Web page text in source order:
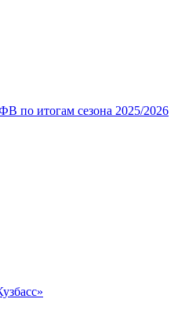
по итогам сезона 2025/2026